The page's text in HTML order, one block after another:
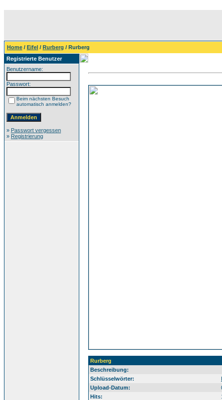
Home / Eifel / Rurberg / Rurberg
Registrierte Benutzer
Benutzername:
Passwort:
Beim nächsten Besuch
automatisch anmelden?
» Passwort vergessen
» Registrierung
Rurberg
Beschreibung:
Schlüsselwörter:
Upload-Datum:
Hits: